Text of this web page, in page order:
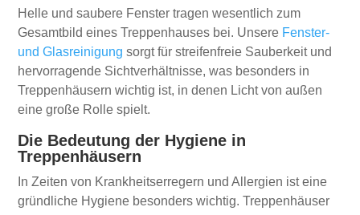
Helle und saubere Fenster tragen wesentlich zum
Gesamtbild eines Treppenhauses bei. Unsere Fenster-
und Glasreinigung sorgt für streifenfreie Sauberkeit und
hervorragende Sichtverhältnisse, was besonders in
Treppenhäusern wichtig ist, in denen Licht von außen
eine große Rolle spielt.
Die Bedeutung der Hygiene in
Treppenhäusern
In Zeiten von Krankheitserregern und Allergien ist eine
gründliche Hygiene besonders wichtig. Treppenhäuser